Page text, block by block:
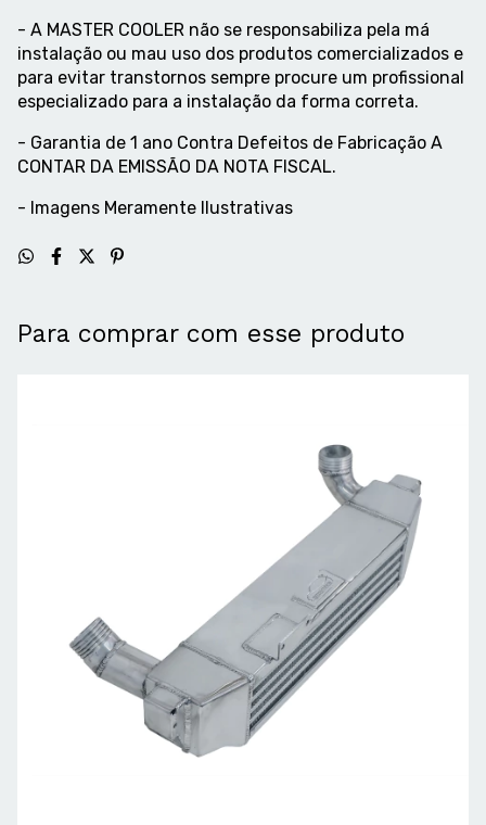
- A MASTER COOLER não se responsabiliza pela má
instalação ou mau uso dos produtos comercializados e
para evitar transtornos sempre procure um profissional
especializado para a instalação da forma correta.
- Garantia de 1 ano Contra Defeitos de Fabricação A
CONTAR DA EMISSÃO DA NOTA FISCAL.
- Imagens Meramente Ilustrativas
Para comprar com esse produto